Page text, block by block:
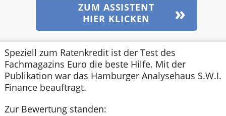
ZUM ASSISTENT
HIER KLICKEN
Speziell zum Ratenkredit ist der Test des
Fachmagazins Euro die beste Hilfe. Mit der
Publikation war das Hamburger Analysehaus S.W.I.
Finance beauftragt.
Zur Bewertung standen: